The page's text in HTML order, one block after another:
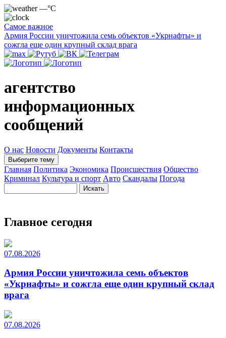
—°C
Самое важное
Армия России уничтожила семь объектов «Укрнафты» и
сожгла еще один крупный склад врага
агентство
информационных
сообщений
О нас Новости Документы Контакты
Выберите тему
Главная Политика Экономика Происшествия Общество
Криминал Культура и спорт Авто Скандалы Погода
Главное сегодня
07.08.2026
Армия России уничтожила семь объектов
«Укрнафты» и сожгла еще один крупный склад
врага
07.08.2026